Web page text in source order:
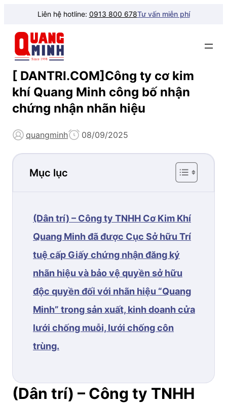
Liên hệ hotline: 0913 800 678Tư vấn miễn phí
[ DANTRI.COM]Công ty cơ kim
khí Quang Minh công bố nhận
chứng nhận nhãn hiệu
quangminh 08/09/2025
Mục lục
(Dân trí) – Công ty TNHH Cơ Kim Khí
Quang Minh đã được Cục Sở hữu Trí
tuệ cấp Giấy chứng nhận đăng ký
nhãn hiệu và bảo vệ quyền sở hữu
độc quyền đối với nhãn hiệu “Quang
Minh” trong sản xuất, kinh doanh cửa
lưới chống muỗi, lưới chống côn
trùng.
(Dân trí) – Công ty TNHH